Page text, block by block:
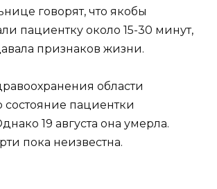
говорят, что якобы
пациентку около 15-30 минут,
признаков жизни.
области
состояние пациентки
19 августа она умерла.
пока неизвестна.